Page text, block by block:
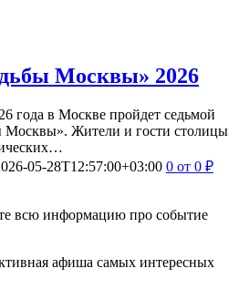
Москвы» 2026
года в Москве пройдет седьмой
Москвы». Жители и гости столицы
05-28T12:57:00+03:00 0 от 0 ₽
всю информацию про событие
афиша самых интересных